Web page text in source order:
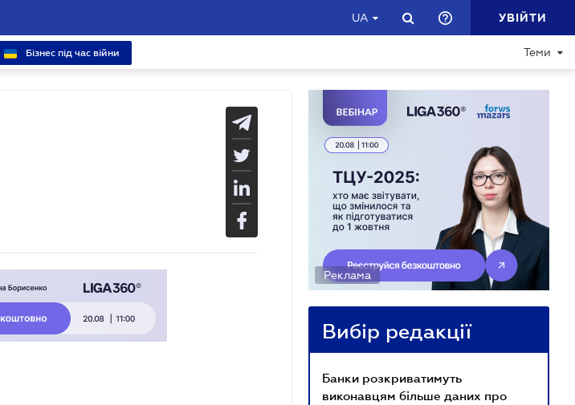
UA УВІЙТИ
Бізнес під час війни Теми
Реклама
Вибір редакції
Банки розкриватимуть
виконавцям більше даних про